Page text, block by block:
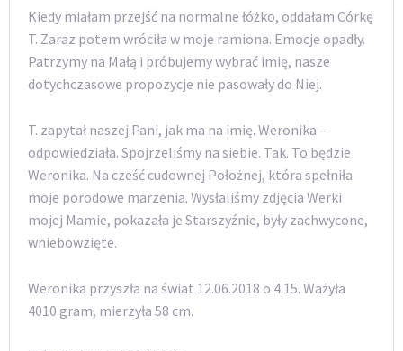
Kiedy miałam przejść na normalne łóżko, oddałam Córkę
T. Zaraz potem wróciła w moje ramiona. Emocje opadły.
Patrzymy na Małą i próbujemy wybrać imię, nasze
dotychczasowe propozycje nie pasowały do Niej.
T. zapytał naszej Pani, jak ma na imię. Weronika –
odpowiedziała. Spojrzeliśmy na siebie. Tak. To będzie
Weronika. Na cześć cudownej Położnej, która spełniła
moje porodowe marzenia. Wysłaliśmy zdjęcia Werki
mojej Mamie, pokazała je Starszyźnie, były zachwycone,
wniebowzięte.
Weronika przyszła na świat 12.06.2018 o 4.15. Ważyła
4010 gram, mierzyła 58 cm.